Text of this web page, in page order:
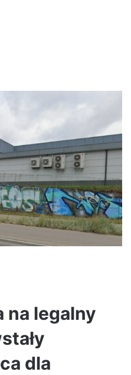
na legalny
dla